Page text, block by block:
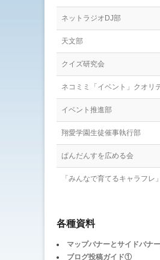
ネットラジオDJ部
天文部
クイズ研究会
ネコミミ「イベント」クオリ
イベント推進部
翔愛学園生徒催事執行部
ぱんだんすを広める会
「みんなで育てるキャラフレ
各種資料
マップバナーとサイドバナ
ブログ投稿ガイド①